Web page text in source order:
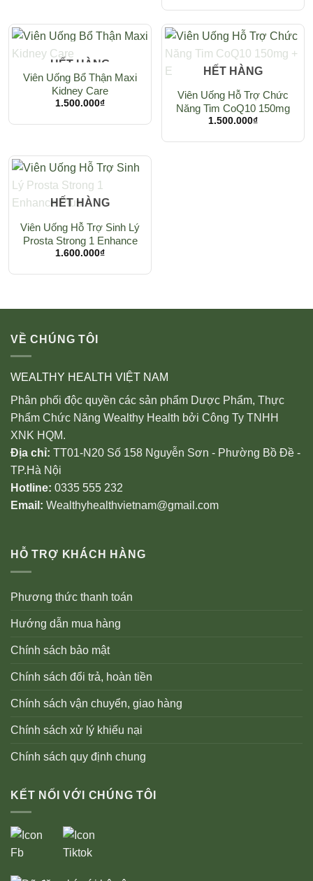
HẾT HÀNG
Viên Uống Bổ Thận Maxi
Kidney Care
1.500.000₫
HẾT HÀNG
Viên Uống Hỗ Trợ Chức
Năng Tim CoQ10 150mg
+ E
1.500.000₫
HẾT HÀNG
Viên Uống Hỗ Trợ Sinh Lý
Prosta Strong 1 Enhance
Plus
1.600.000₫
VỀ CHÚNG TÔI
WEALTHY HEALTH VIỆT NAM
Phân phối độc quyền các sản phẩm Dược Phẩm, Thực
Phẩm Chức Năng Wealthy Health bởi Công Ty TNHH
XNK HQM.
Địa chỉ: TT01-N20 Số 158 Nguyễn Sơn - Phường Bồ Đề -
TP.Hà Nội
Hotline: 0335 555 232
Email: Wealthyhealthvietnam@gmail.com
HỖ TRỢ KHÁCH HÀNG
Phương thức thanh toán
Hướng dẫn mua hàng
Chính sách bảo mật
Chính sách đổi trả, hoàn tiền
Chính sách vận chuyển, giao hàng
Chính sách xử lý khiếu nại
Chính sách quy định chung
KẾT NỐI VỚI CHÚNG TÔI